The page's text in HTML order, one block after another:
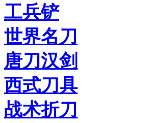
工兵铲
世界名刀
唐刀汉剑
西式刀具
战术折刀